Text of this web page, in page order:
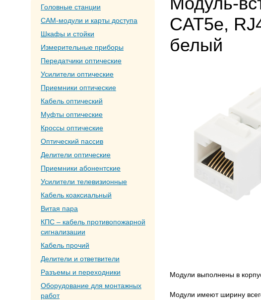
Головные станции
CAM-модули и карты доступа
Шкафы и стойки
Измерительные приборы
Передатчики оптические
Усилители оптические
Приемники оптические
Кабель оптический
Муфты оптические
Кроссы оптические
Оптический пассив
Делители оптические
Приемники абонентские
Усилители телевизионные
Кабель коаксиальный
Витая пара
КПС – кабель противопожарной
сигнализации
Кабель прочий
Делители и ответвители
Разъемы и переходники
Оборудование для монтажных
работ
CAT5e,
белый
Модули выполнены в
Модули имеют ширину